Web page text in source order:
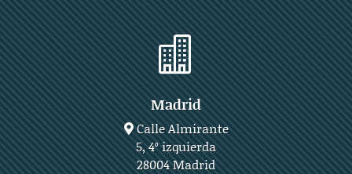

Madrid
Calle Almirante
5, 4º izquierda
28004 Madrid